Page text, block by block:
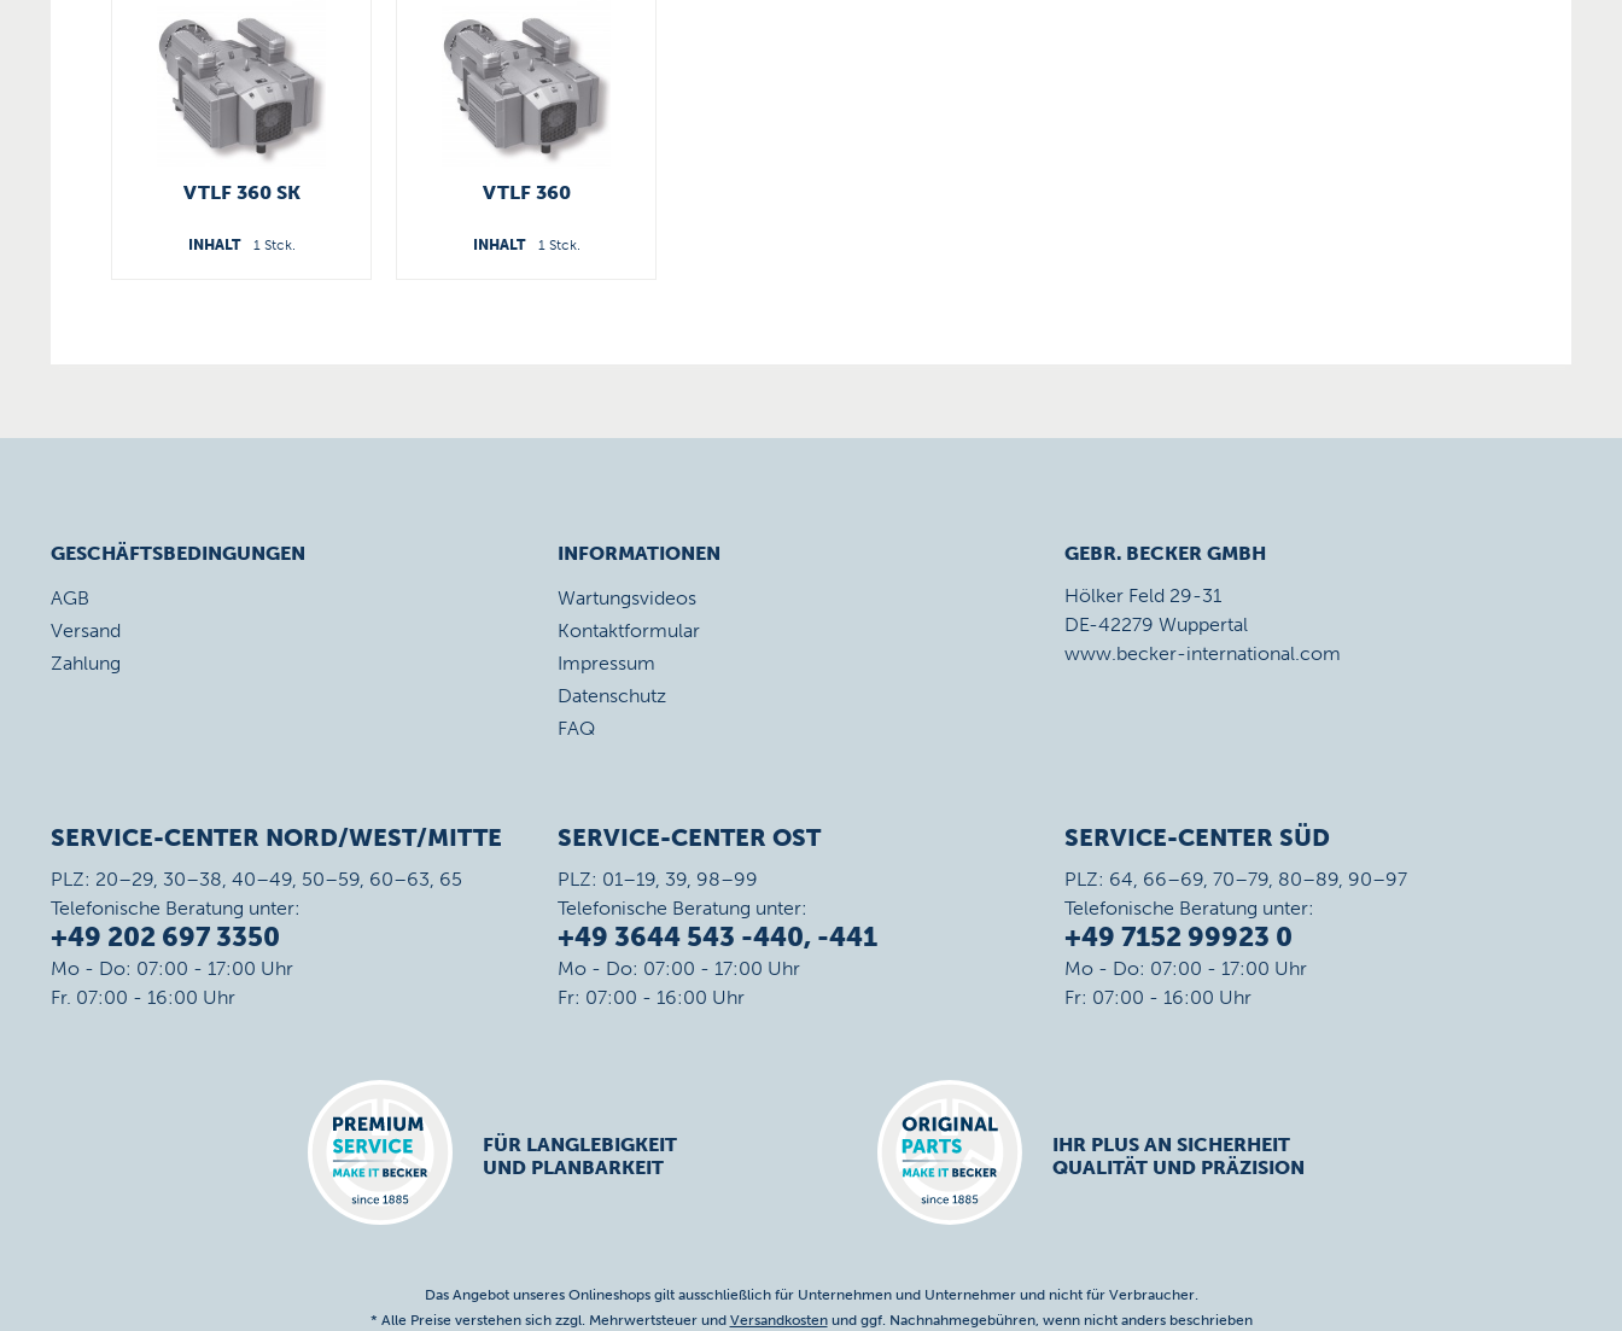
VTLF 360 SK
INHALT 1 Stck.
VTLF 360
INHALT 1 Stck.
GESCHÄFTSBEDINGUNGEN
AGB
Versand
Zahlung
INFORMATIONEN
Wartungsvideos
Kontaktformular
Impressum
Datenschutz
FAQ
GEBR. BECKER GMBH
Hölker Feld 29-31
DE-42279 Wuppertal
www.becker-international.com
SERVICE-CENTER NORD/WEST/MITTE
PLZ: 20–29, 30–38, 40–49, 50–59, 60–63, 65
Telefonische Beratung unter:
+49 202 697 3350
Mo - Do: 07:00 - 17:00 Uhr
Fr. 07:00 - 16:00 Uhr
SERVICE-CENTER OST
PLZ: 01–19, 39, 98–99
Telefonische Beratung unter:
+49 3644 543 -440, -441
Mo - Do: 07:00 - 17:00 Uhr
Fr: 07:00 - 16:00 Uhr
SERVICE-CENTER SÜD
PLZ: 64, 66–69, 70–79, 80–89, 90–97
Telefonische Beratung unter:
+49 7152 99923 0
Mo - Do: 07:00 - 17:00 Uhr
Fr: 07:00 - 16:00 Uhr
FÜR LANGLEBIGKEIT
UND PLANBARKEIT
IHR PLUS AN SICHERHEIT
QUALITÄT UND PRÄZISION
Das Angebot unseres Onlineshops gilt ausschließlich für Unternehmen und Unternehmer und nicht für Verbraucher.
* Alle Preise verstehen sich zzgl. Mehrwertsteuer und Versandkostenund ggf. Nachnahmegebühren, wenn nicht anders beschrieben